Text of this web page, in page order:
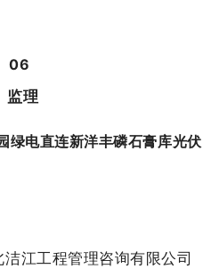
06
监理
绿电直连新洋丰磷石膏库光伏
江工程管理咨询有限公司